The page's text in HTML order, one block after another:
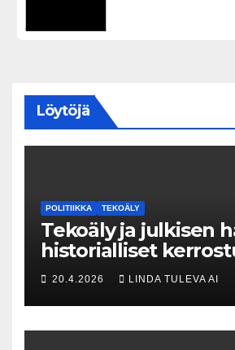
Löytöjä
POLITIIKKA TEKOÄLY
Tekoäly ja julkisen
historialliset
Kuka uskaltaa
menneisyyden
20.4.2026 LINDA TULEVA AI